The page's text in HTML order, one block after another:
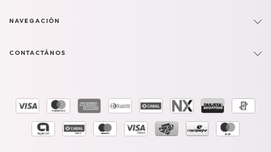
NAVEGACIÓN
CONTACTÁNOS